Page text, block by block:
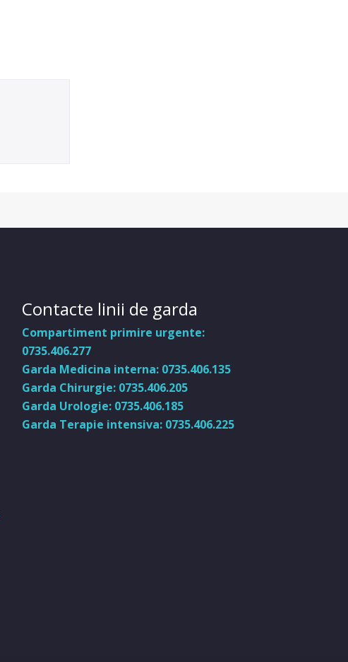
Contacte linii de garda
Compartiment primire urgente:
0735.406.277
Garda Medicina interna: 0735.406.135
Garda Chirurgie: 0735.406.205
Garda Urologie: 0735.406.185
Garda Terapie intensiva: 0735.406.225